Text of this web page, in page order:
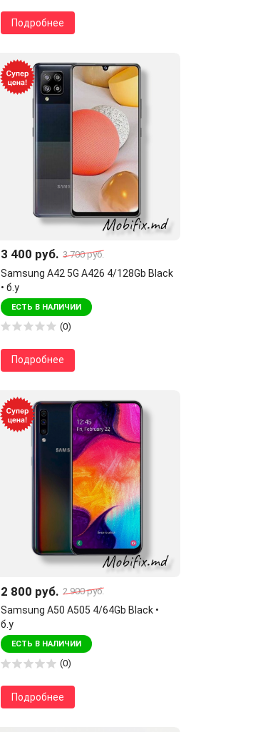
Подробнее
3 400 руб. 3 700 руб.
Samsung A42 5G A426 4/128Gb Black
• б.у
ЕСТЬ В НАЛИЧИИ
(0)
Подробнее
2 800 руб. 2 900 руб.
Samsung A50 A505 4/64Gb Black •
б.у
ЕСТЬ В НАЛИЧИИ
(0)
Подробнее